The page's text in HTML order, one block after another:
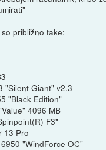
približno take:
"Silent Giant" v2.3
"Black Edition"
4096 MB
F3"
13 Pro
"WindForce OC"